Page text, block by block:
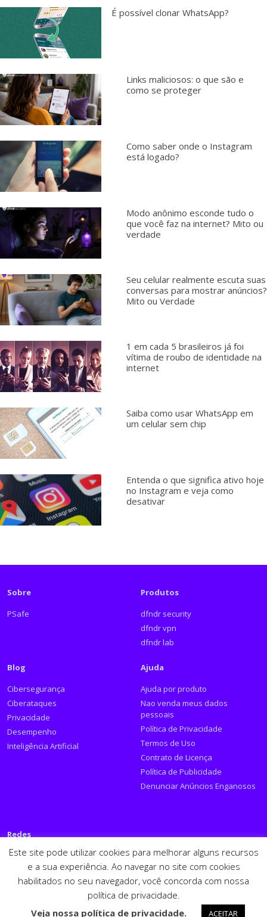
É possível clonar WhatsApp?
Links maliciosos: o que são e
como se proteger
Como saber onde o Instagram
está logado?
Modo anônimo esconde tudo o
que você faz na internet? Mito ou
verdade
Seu celular realmente escuta suas
conversas para mostrar anúncios?
Mito ou Verdade
1 em cada 5 brasileiros já foi
vítima de roubo de identidade na
internet
Saiba como usar WhatsApp em
um celular sem chip
Entenda o que significa ativo hoje
no Instagram e veja como
desativar
Sobre
PSafe
Produtos
dfndr security
dfndr vpn
dfndr lab
Blog
Cibersegurança
Ciberataques
Privacidade
Desempenho
Inteligência Artificial
Ajuda
Ajuda por produto
Nao venda meus dados
pessoais
Política de Privacidade
Termos de Uso
Contrato de Licença
Política de Publicidade
Denunciar Anúncios Enganosos
Redes
Siga a PSafe:
Facebook
TwitterRSS YoutubeLinkedIn
Este site pode utilizar cookies para melhorar alguns recursos
e a sua experiência. Ao navegar no site com cookies
habilitados no seu navegador, você concorda com nossa
política de privacidade.
Veja nossa política de privacidade.
ACEITAR